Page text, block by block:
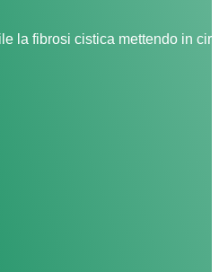
la fibrosi cistica mettendo in